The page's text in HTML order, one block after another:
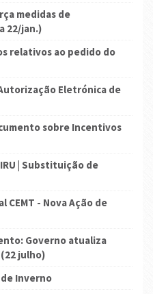
medidas de
22/jan.)
relativos ao pedido do
Eletrónica de
sobre Incentivos
| Substituição de
CEMT - Nova Ação de
Governo atualiza
julho)
Inverno